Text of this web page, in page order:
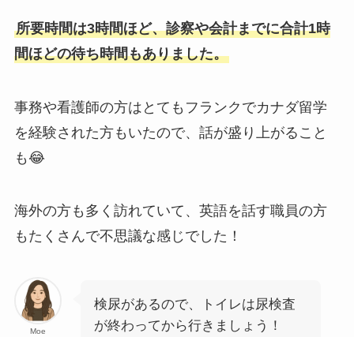
所要時間は3時間ほど、診察や会計までに合計1時
間ほどの待ち時間もありました。
事務や看護師の方はとてもフランクでカナダ留学
を経験された方もいたので、話が盛り上がること
も😂
海外の方も多く訪れていて、英語を話す職員の方
もたくさんで不思議な感じでした！
Moe
検尿があるので、トイレは尿検査
が終わってから行きましょう！